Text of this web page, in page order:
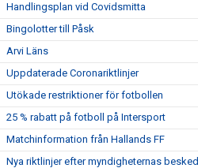
Handlingsplan vid Covidsmitta
Bingolotter till Påsk
Arvi Läns
Uppdaterade Coronariktlinjer
Utökade restriktioner för fotbollen
25 % rabatt på fotboll på Intersport
Matchinformation från Hallands FF
Nya riktlinjer efter myndigheternas besked